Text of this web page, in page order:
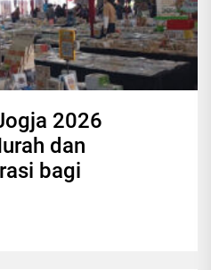
2026
dan
bagi